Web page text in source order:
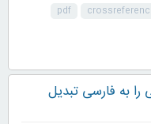
pdf
را به فارسی تبدیل